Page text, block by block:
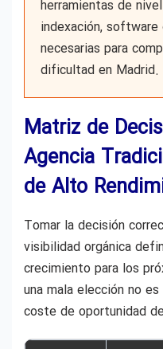
herramientas de
indexación,
necesarias para
dificultad en Madrid.
Matriz de
Agencia
de Alto
Tomar la decisión
visibilidad orgánica
crecimiento para los
una mala elección no
coste de oportunidad